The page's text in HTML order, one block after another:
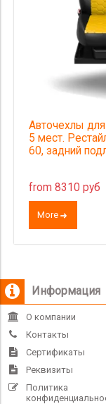
Авточехлы
5 мест.
60, задний
from 8310 руб
More
Информация
О компании
Контакты
Сертификаты
Реквизиты
Политика